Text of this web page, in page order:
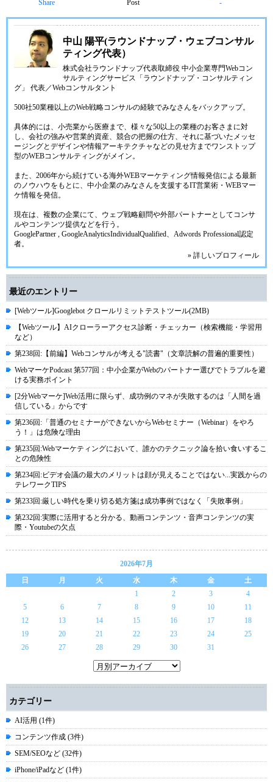
Share Post -
中山 陽平(ラウンドナップ・ウェブコンサル
ティング代表）
株式会社ラウンドナップ代表取締役 中小企業専門Webコン
サルティングサービス「ラウンドナップ・コンサルティン
グ」 代表／Webコンサルタント
500社50業種以上のWeb戦略コンサルの経験でみなさんをバックアップ。
具体的には、小売業から医療まで、様々な50以上の業種のお客さまに対
し、会社の強みや営業的資産、競合の把握の仕方、それに基づいたメッセ
ージングとデザインや情報アーキテクチャなどの見せ方までワンストップ
型のWEBコンサルティングがメイン。
また、2006年から続けている海外WEBマーケティング情報発信による最新
のノウハウをもとに、中小企業のみなさんを支援するIT営業術・WEBマー
ケ情報を発信。
現在は、複数の企業にて、ウェブ戦略顧問や外部パートナーとしてコンサ
ルやコンテンツ提供などを行う。
GooglePartner , GoogleAnalyticsIndividualQualified、Adwords Professional認定
者。
» 詳しいプロフィール
最近のエントリー
[Webツール]Googlebot クロールリミットテストツール(2MB)
【Webツール】AIクローラーアクセス診断・チェッカー（検索機能・学習用
など）
第238回:【前編】Webコンサルが考える"読書"（文章読解の普遍的重要性）
WebマーケPodcast 第577回：中小企業がWebのパートナー選びでトラブルを避
ける実務ポイント
[2分Webマーケ]Web活用に限らず、成功例のマネが失敗するのは「人間を過
信している」からです
第236回:「普通のセミナーができないからWebセミナー（Webinar）をやろ
う！」は危険な理由
第235回:Webマーケティングにおいて、誰かのテクニック論を拾い食いするこ
との危険性
第234回:ビデオ会議の最大のメリットは顔が見えることではない...実践からの
テレワークTIPS
第233回:厳しい時代を乗り切る処方箋は成功事例ではなく「失敗事例」
第232回:実際に活用すると分かる、動画コンテンツ・音声コンテンツの実
際・Youtubeの欠点
2026年7月
日
月 火 水 木 金
土
1
2 3
4
5
6 7 8 9 10
11
12
13 14 15 16 17
18
19
20 21 22 23 24
25
26
27 28 29 30 31
カテゴリー
AI活用 (1件)
コンテンツ作成 (3件)
SEM/SEOなど (32件)
iPhone/iPadなど (1件)